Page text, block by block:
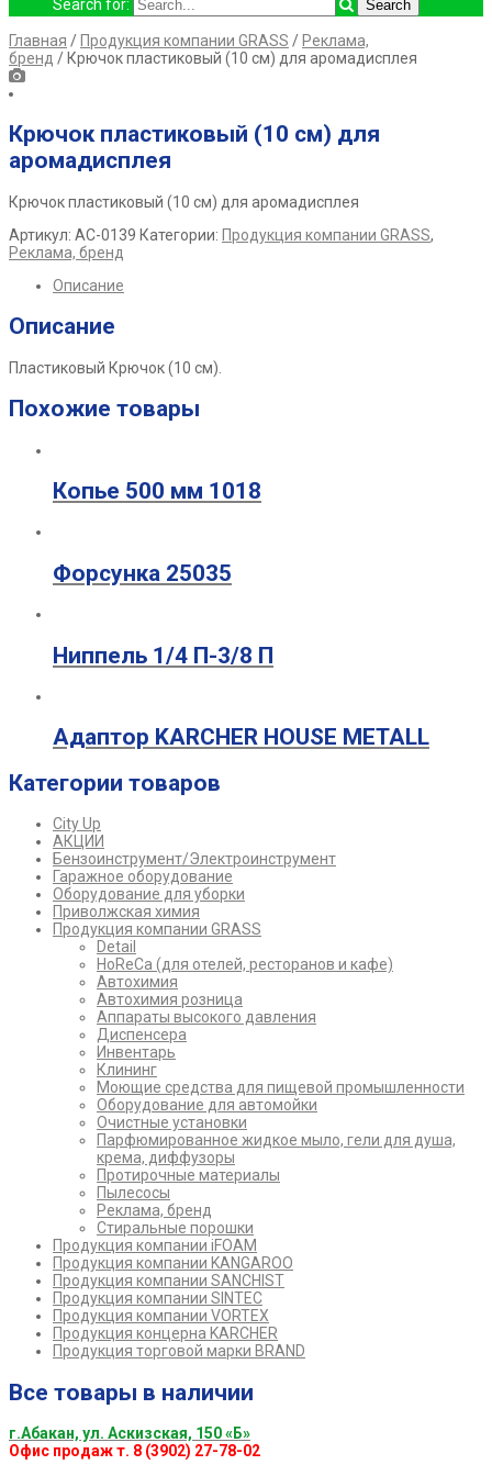
Search for:
Главная / Продукция компании GRASS / Реклама,
бренд / Крючок пластиковый (10 см) для аромадисплея
Крючок пластиковый (10 см) для
аромадисплея
Крючок пластиковый (10 см) для аромадисплея
Артикул: AC-0139 Категории: Продукция компании GRASS,
Реклама, бренд
Описание
Описание
Пластиковый Крючок (10 см).
Похожие товары
Копье 500 мм 1018
Форсунка 25035
Ниппель 1/4 П-3/8 П
Адаптор KARCHER HOUSE METALL
Категории товаров
City Up
АКЦИИ
Бензоинструмент/Электроинструмент
Гаражное оборудование
Оборудование для уборки
Приволжская химия
Продукция компании GRASS
Detail
HoReCa (для отелей, ресторанов и кафе)
Автохимия
Автохимия розница
Аппараты высокого давления
Диспенсера
Инвентарь
Клининг
Моющие средства для пищевой промышленности
Оборудование для автомойки
Очистные установки
Парфюмированное жидкое мыло, гели для душа,
крема, диффузоры
Протирочные материалы
Пылесосы
Реклама, бренд
Стиральные порошки
Продукция компании iFOAM
Продукция компании KANGAROO
Продукция компании SANCHIST
Продукция компании SINTEC
Продукция компании VORTEX
Продукция концерна KARCHER
Продукция торговой марки BRAND
Все товары в наличии
г.Абакан, ул. Аскизская, 150 «Б»
Офис продаж т. 8 (3902) 27-78-02